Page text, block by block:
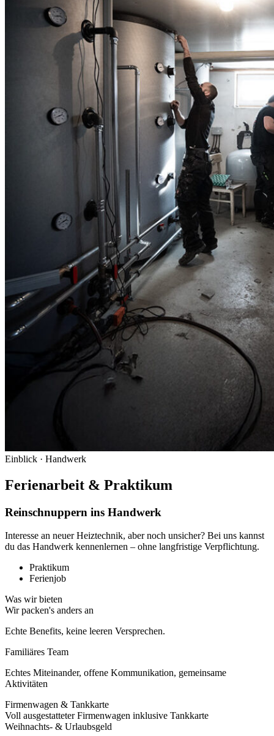
Einblick · Handwerk
Ferienarbeit & Praktikum
Reinschnuppern ins Handwerk
Interesse an neuer Heiztechnik, aber noch unsicher? Bei uns kannst
du das Handwerk kennenlernen – ohne langfristige Verpflichtung.
Praktikum
Ferienjob
Was wir bieten
Wir packen's anders an
Echte Benefits, keine leeren Versprechen.
Familiäres Team
Echtes Miteinander, offene Kommunikation, gemeinsame
Aktivitäten
Firmenwagen & Tankkarte
Voll ausgestatteter Firmenwagen inklusive Tankkarte
Weihnachts- & Urlaubsgeld